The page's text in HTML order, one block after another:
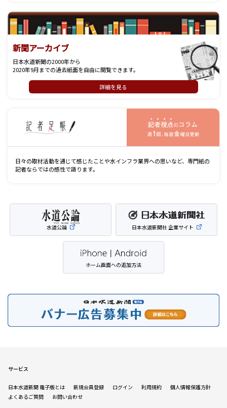
新聞アーカイブ
日本水道新聞の2000年から
2020年9月までの過去紙面を自由に閲覧できます。
詳細を見る
日々の取材活動を通じて感じたことや水インフラ業界への思いなど、専門紙の
記者ならではの感性で語ります。
水道公論 日本水道新聞社 企業サイト
ホーム画面への追加方法
サービス
日本水道新聞 電子版とは 新規会員登録 ログイン 利用規約
個人情報保護方針
よくあるご質問
お問い合わせ